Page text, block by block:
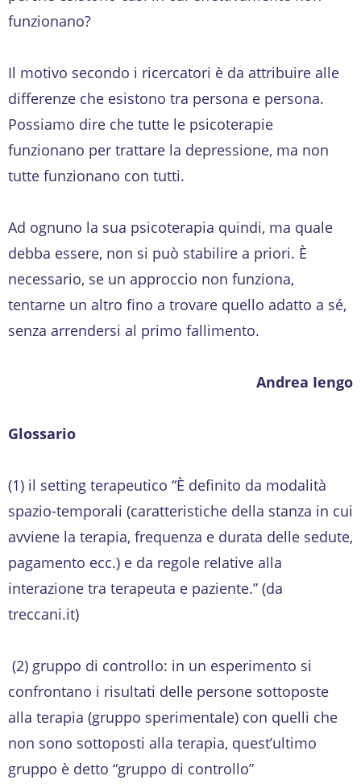
funzionano?
Il motivo secondo i ricercatori è da attribuire alle
differenze che esistono tra persona e persona.
Possiamo dire che tutte le psicoterapie
funzionano per trattare la depressione, ma non
tutte funzionano con tutti.
Ad ognuno la sua psicoterapia quindi, ma quale
debba essere, non si può stabilire a priori. È
necessario, se un approccio non funziona,
tentarne un altro fino a trovare quello adatto a sé,
senza arrendersi al primo fallimento.
Andrea Iengo
Glossario
(1) il setting terapeutico “È definito da modalità
spazio-temporali (caratteristiche della stanza in cui
avviene la terapia, frequenza e durata delle sedute,
pagamento ecc.) e da regole relative alla
interazione tra terapeuta e paziente.” (da
treccani.it)
(2) gruppo di controllo: in un esperimento si
confrontano i risultati delle persone sottoposte
alla terapia (gruppo sperimentale) con quelli che
non sono sottoposti alla terapia, quest’ultimo
gruppo è detto “gruppo di controllo”